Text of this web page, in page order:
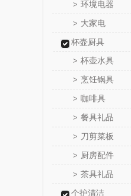
> 环境电器
> 大家电
杯壶厨具
> 杯壶水具
> 烹饪锅具
> 咖啡具
> 餐具礼品
> 刀剪菜板
> 厨房配件
> 茶具礼品
个护清洁